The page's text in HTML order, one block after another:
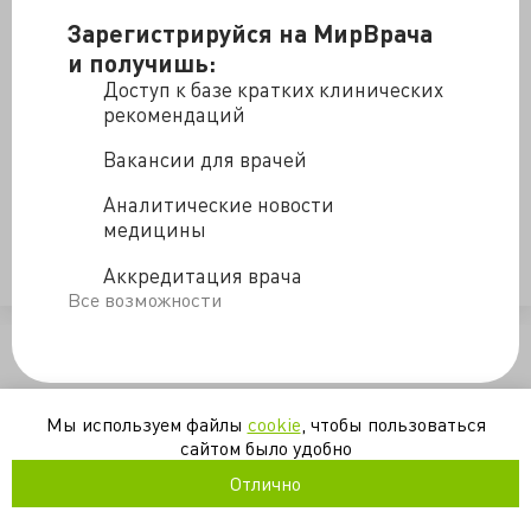
Зарегистрируйся на МирВрача
и получишь:
Доступ к базе кратких клинических
рекомендаций
Вакансии для врачей
Аналитические новости
медицины
Аккредитация врача
Все возможности
https://www.youtube.com/watch?v=GFn2kbLgyN8
Мы используем файлы cookie , чтобы пользоваться
сайтом было удобно
Отлично